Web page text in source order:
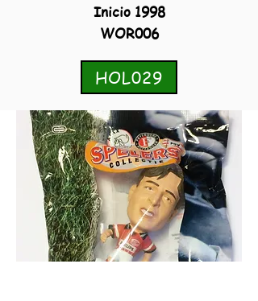
Inicio 1998
WOR006
HOL029